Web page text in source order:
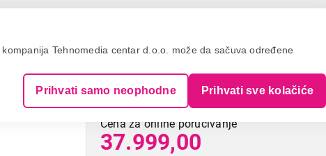
, kompanija Tehnomedia centar d.o.o. može da sačuva određene
Prihvati samo neophodne Prihvati sve kolačiće
BEKO FSS 67000 GW
Cena za online poručivanje
37.999,00